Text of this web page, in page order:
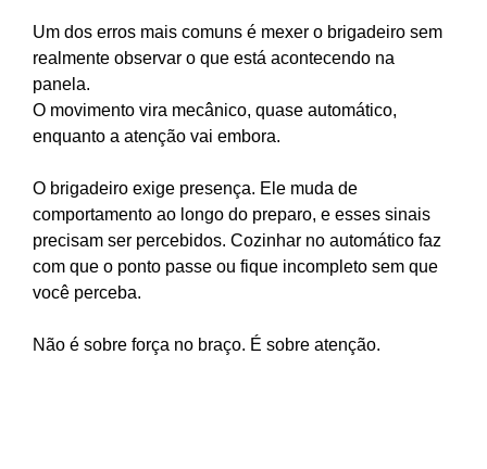
Um dos erros mais comuns é mexer o brigadeiro sem
realmente observar o que está acontecendo na
panela.
O movimento vira mecânico, quase automático,
enquanto a atenção vai embora.
O brigadeiro exige presença. Ele muda de
comportamento ao longo do preparo, e esses sinais
precisam ser percebidos. Cozinhar no automático faz
com que o ponto passe ou fique incompleto sem que
você perceba.
Não é sobre força no braço. É sobre atenção.